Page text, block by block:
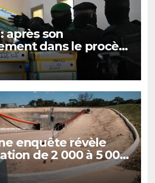
après son
dans le procès
2009,
Lamah promu
de brigade
enquête révèle
de 2 000 à 5 000
vers la
le cobalt en 20